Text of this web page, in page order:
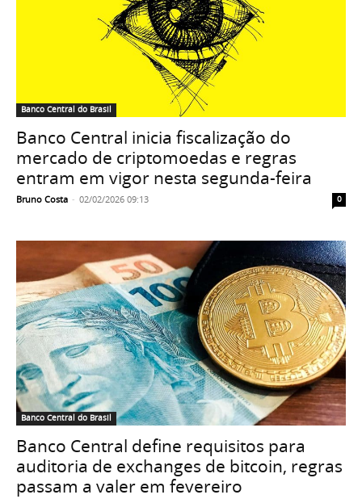
Banco Central do Brasil
Banco Central inicia fiscalização do
mercado de criptomoedas e regras
entram em vigor nesta segunda-feira
Bruno Costa - 02/02/2026 09:13 0
Banco Central do Brasil
Banco Central define requisitos para
auditoria de exchanges de bitcoin, regras
passam a valer em fevereiro